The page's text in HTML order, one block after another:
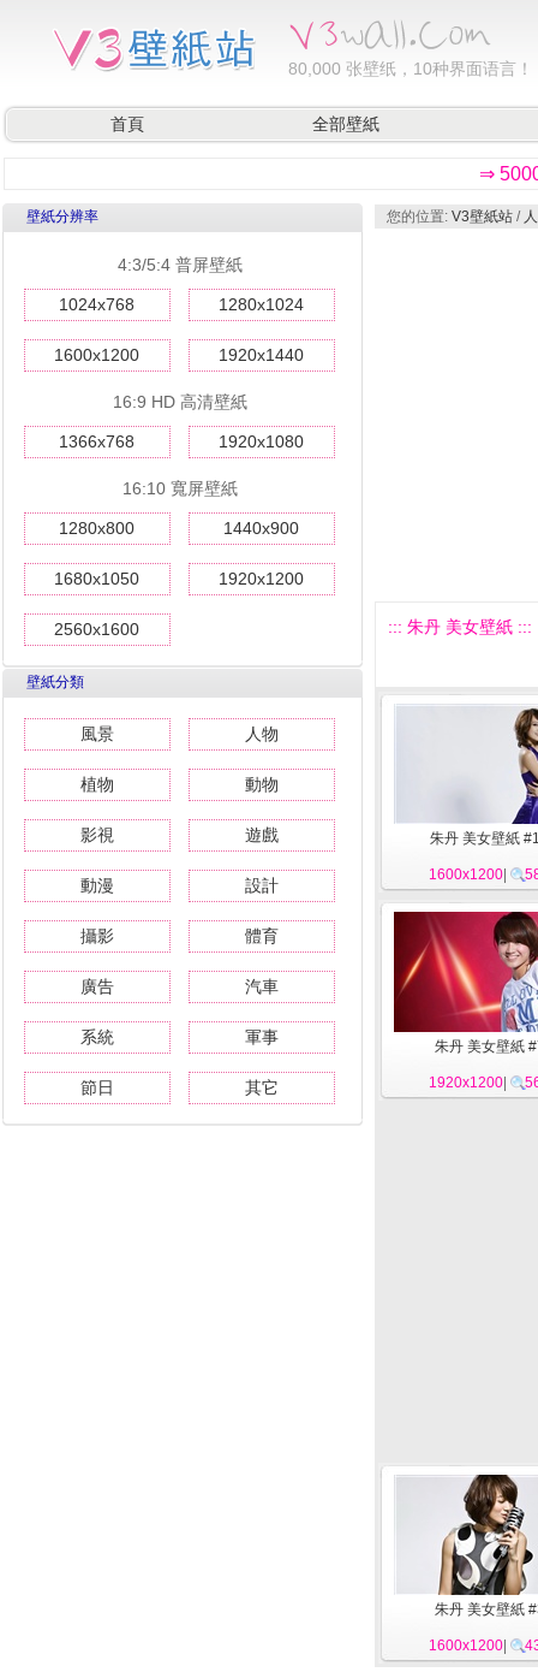
80,000 张壁纸，10种界面语言！
首頁 全部壁紙
⇒
壁紙分辨率
4:3/5:4 普屏壁紙
1024x768 1280x1024
1600x1200 1920x1440
16:9 HD 高清壁紙
1366x768 1920x1080
16:10 寬屏壁紙
1280x800 1440x900
1680x1050 1920x1200
2560x1600
壁紙分類
風景 人物
植物 動物
影視 遊戲
動漫 設計
攝影 體育
廣告 汽車
系統 軍事
節日 其它
您的位置: V3壁紙站 /
::: 朱丹 美女壁紙 :::
朱丹 美女壁紙
1600x1200
朱丹 美女壁紙
1920x1200
朱丹 美女壁紙
1600x1200